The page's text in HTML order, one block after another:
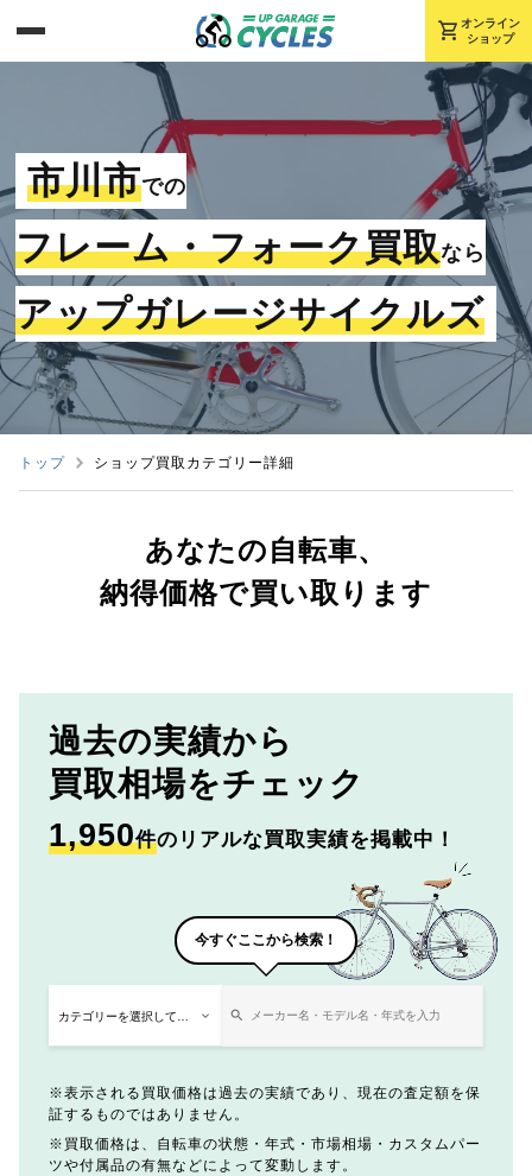
shopping_cart オンライン
ショップ
市川市での
フレーム・フォーク買取なら
アップガレージサイクルズ
トップ ショップ買取カテゴリー詳細
あなたの自転車、
納得価格で買い取ります
過去の実績から
買取相場をチェック
1,950件のリアルな買取実績を掲載中！
今すぐここから検索！
表示される買取価格は過去の実績であり、現在の査定額を保
証するものではありません。
買取価格は、自転車の状態・年式・市場相場・カスタムパー
ツや付属品の有無などによって変動します。